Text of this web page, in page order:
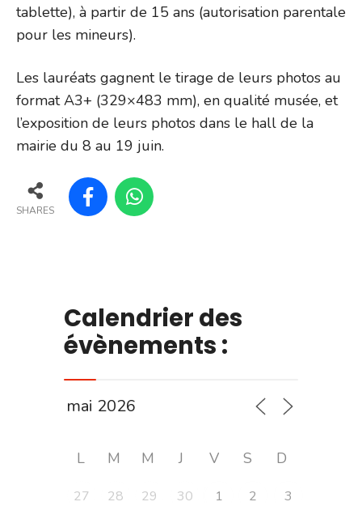
tablette), à partir de 15 ans (autorisation parentale
pour les mineurs).
Les lauréats gagnent le tirage de leurs photos au
format A3+ (329×483 mm), en qualité musée, et
l’exposition de leurs photos dans le hall de la
mairie du 8 au 19 juin.
SHARES
Calendrier des
évènements :
L M M J V S D
27 28 29 30 1 2
3